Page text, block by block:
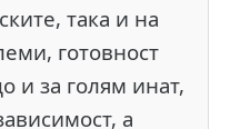
така и на
готовност
и за голям инат,
а